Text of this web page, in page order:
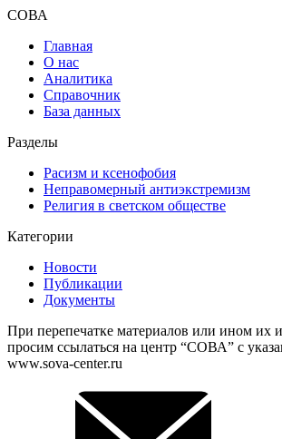
СОВА
Главная
О нас
Аналитика
Справочник
База данных
Разделы
Расизм и ксенофобия
Неправомерный антиэкстремизм
Религия в светском обществе
Категории
Новости
Публикации
Документы
При перепечатке материалов или ином их
просим ссылаться на центр “СОВА” с
www.sova-center.ru